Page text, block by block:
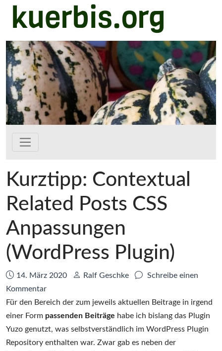
Zum Hauptinhalt springen
kuerbis.org
Kurztipp: Contextual
Related Posts CSS
Anpassungen
(WordPress Plugin)
Datum:
14. März 2020 Autor:
Ralf Geschke
Schreibe einen
Kommentarzu
Kurztipp:
Contextual
Related
Posts
Für den Bereich der zum jeweils aktuellen Beitrage in irgend
einer Form passenden Beiträge habe ich bislang das Plugin
Yuzo genutzt, was selbstverständlich im WordPress Plugin
Repository enthalten war. Zwar gab es neben der